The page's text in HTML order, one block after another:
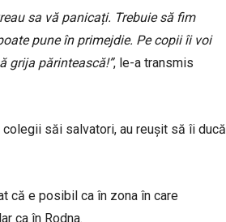
sa vă panicați. Trebuie să fim
pune în primejdie. Pe copii îi voi
grija părintească!”, le-a transmis
săi salvatori, au reușit să îi ducă
că e posibil ca în zona în care
ca în Rodna.